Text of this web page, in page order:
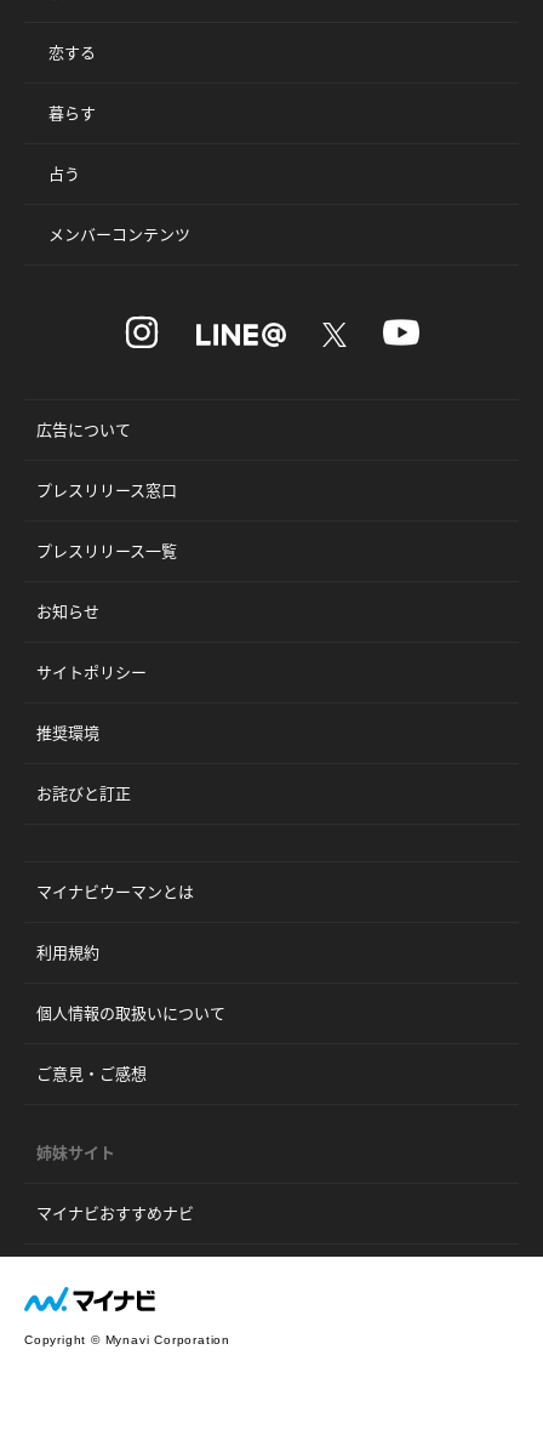
恋する
暮らす
占う
メンバーコンテンツ
広告について
プレスリリース窓口
プレスリリース一覧
お知らせ
サイトポリシー
推奨環境
お詫びと訂正
マイナビウーマンとは
利用規約
個人情報の取扱いについて
ご意見・ご感想
姉妹サイト
マイナビおすすめナビ
Copyright © Mynavi Corporation